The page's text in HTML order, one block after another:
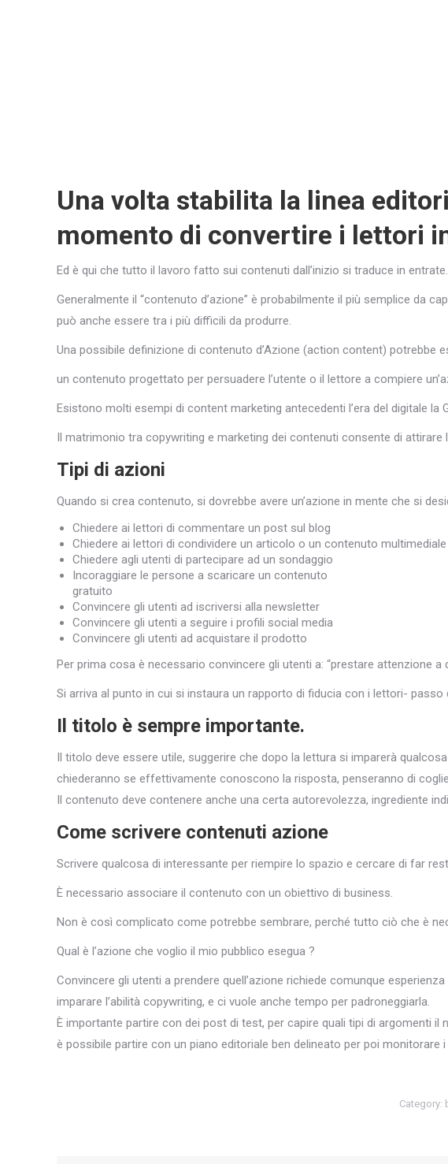
Una volta stabilita la linea
momento di convertire i lettori
Ed è qui che tutto il lavoro fatto sui contenuti dall’inizio si traduce in entrate.
Generalmente il “contenuto d’azione” è probabilmente il più semplice da
può anche essere tra i più difficili da produrre.
Una possibile definizione di contenuto d’Azione (action content) potrebbe
un contenuto progettato per persuadere l’utente o il lettore a compiere
Esistono molti esempi di content marketing antecedenti l’era del digitale
Il matrimonio tra copywriting e marketing dei contenuti consente di attirare
Tipi di azioni
Quando si crea contenuto, si dovrebbe avere un’azione in mente che si
Chiedere ai lettori di commentare un post sul blog
Chiedere ai lettori di condividere un articolo o un contenuto multimediale
Chiedere agli utenti di partecipare ad un sondaggio
Incoraggiare le persone a scaricare un contenuto
gratuito
Convincere gli utenti ad iscriversi alla newsletter
Convincere gli utenti a seguire i profili social media
Convincere gli utenti ad acquistare il prodotto
Per prima cosa è necessario convincere gli utenti a: “prestare attenzione
Si arriva al punto in cui si instaura un rapporto di fiducia con i lettori-
Il titolo è sempre importante.
Il titolo deve essere utile, suggerire che dopo la lettura si imparerà
chiederanno se effettivamente conoscono la risposta, penseranno di
Il contenuto deve contenere anche una certa autorevolezza, ingrediente
Come scrivere contenuti azione
Scrivere qualcosa di interessante per riempire lo spazio e cercare di far
È necessario associare il contenuto con un obiettivo di business.
Non è così complicato come potrebbe sembrare, perché tutto ciò che è
Qual è l’azione che voglio il mio pubblico esegua ?
Convincere gli utenti a prendere quell’azione richiede comunque
imparare l’abilità copywriting, e ci vuole anche tempo per padroneggiarla.
È importante partire con dei post di test, per capire quali tipi di argomenti
è possibile partire con un piano editoriale ben delineato per poi monitorare
Category: